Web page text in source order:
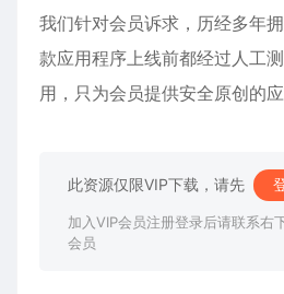
我们针对会员诉求，历经多年
款应用程序上线前都经过人工
用，只为会员提供安全原创的应
此资源仅限VIP下载，请先
加入VIP会员注册登录后请联系右
会员